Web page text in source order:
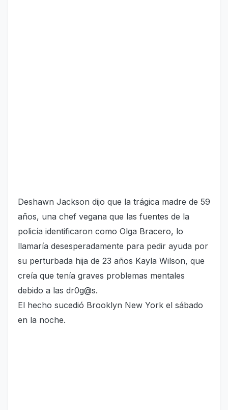
Deshawn Jackson dijo que la trágica madre de 59
años, una chef vegana que las fuentes de la
policía identificaron como Olga Bracero, lo
llamaría desesperadamente para pedir ayuda por
su perturbada hija de 23 años Kayla Wilson, que
creía que tenía graves problemas mentales
debido a las dr0g@s.
El hecho sucedió Brooklyn New York el sábado
en la noche.